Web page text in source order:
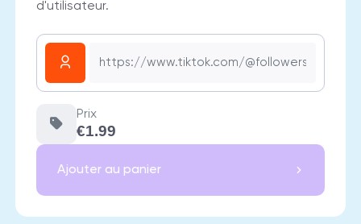
d'utilisateur.
Prix
€1.99
Ajouter au panier